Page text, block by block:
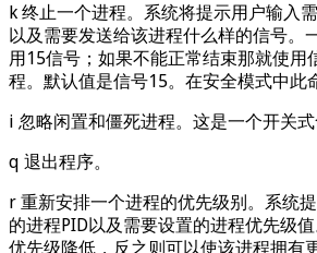
k 终止一个进程。系统将提示用户输入
以及需要发送给该进程什么样的信号。
用15信号；如果不能正常结束那就使用
程。默认值是信号15。在安全模式中此
i 忽略闲置和僵死进程。这是一个开关式
q 退出程序。
r 重新安排一个进程的优先级别。系统
的进程PID以及需要设置的进程优先级
优先级降低，反之则可以使该进程拥有